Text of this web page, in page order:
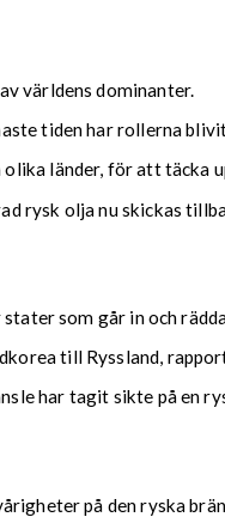
världens dominanter.
tiden har rollerna
länder, för att täcka
rysk olja nu skickas
som går in och
till Ryssland,
har tagit sikte på en
på den ryska